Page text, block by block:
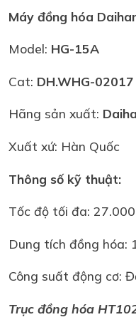
Máy đồng hóa
Model: HG-15A
Cat: DH.WHG-02017
Hãng sản xuất:
Xuất xứ: Hàn Quốc
Thông số kỹ thuật:
Tốc độ tối đa:
Dung tích đồng hóa:
Công suất động cơ:
Trục đồng hóa